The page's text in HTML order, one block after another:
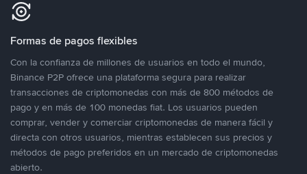
Formas de pagos flexibles
Con la confianza de millones de usuarios en todo el mundo,
Binance P2P ofrece una plataforma segura para realizar
transacciones de criptomonedas con más de 800 métodos de
pago y en más de 100 monedas fiat. Los usuarios pueden
comprar, vender y comerciar criptomonedas de manera fácil y
directa con otros usuarios, mientras establecen sus precios y
métodos de pago preferidos en un mercado de criptomonedas
abierto.